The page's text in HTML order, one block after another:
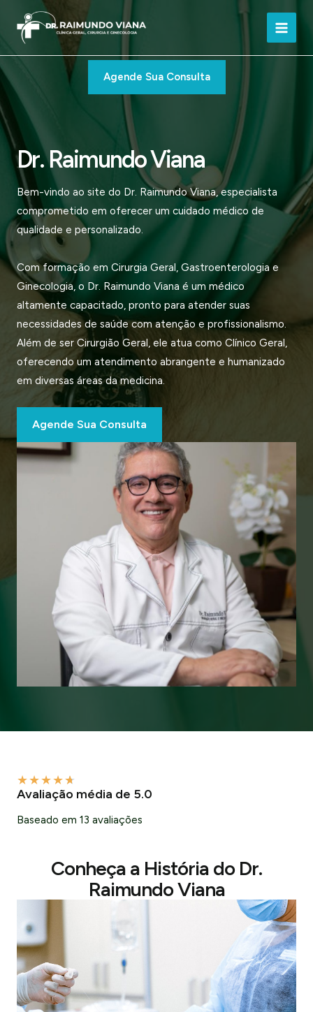
para
conteúdo
Main
Agende Sua Consulta
Dr. Raimundo Viana
Bem-vindo ao site do Dr. Raimundo Viana, especialista
comprometido em oferecer um cuidado médico de
qualidade e personalizado.
Com formação em Cirurgia Geral, Gastroenterologia e
Ginecologia, o Dr. Raimundo Viana é um médico
altamente capacitado, pronto para atender suas
necessidades de saúde com atenção e profissionalismo.
Além de ser Cirurgião Geral, ele atua como Clínico Geral,
oferecendo um atendimento abrangente e humanizado
em diversas áreas da medicina.
Agende Sua Consulta
★★★★★
Avaliação média de 5.0
Baseado em 13 avaliações
Conheça a História do Dr.
Raimundo Viana